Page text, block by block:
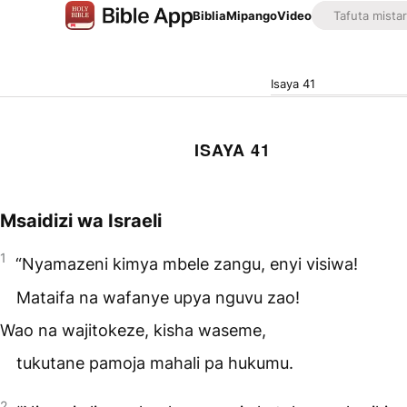
BibliaMipangoVideo
Isaya 41
ISAYA 41
Msaidizi wa Israeli
1
“Nyamazeni kimya mbele zangu, enyi visiwa!
Mataifa na wafanye upya nguvu zao!
Wao na wajitokeze, kisha waseme,
tukutane pamoja mahali pa hukumu.